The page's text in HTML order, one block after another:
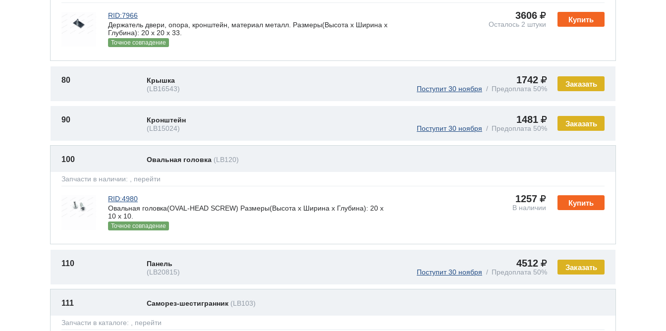
Купить
RID:7966
Держатель двери, опора, кронштейн, материал металл. Размеры(Высота х Ширина х
Глубина): 20 x 20 х 33.
Точное совпадение
3606
Осталось 2 штуки
Заказать
80
Крышка
(LB16543)
1742
Поступит 30 ноября Предоплата 50%
Заказать
90
Кронштейн
(LB15024)
1481
Поступит 30 ноября Предоплата 50%
100 Овальная головка (LB120)
Запчасти в наличии: , перейти
Купить
RID:4980
Овальная головка(OVAL-HEAD SCREW) Размеры(Высота х Ширина х Глубина): 20 x
10 х 10.
Точное совпадение
1257
В наличии
Заказать
110
Панель
(LB20815)
4512
Поступит 30 ноября Предоплата 50%
111 Саморез-шестигранник (LB103)
Запчасти в каталоге: , перейти